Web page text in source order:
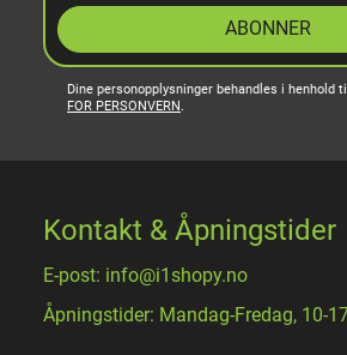
ABONNER
Dine personopplysninger behandles i henhold
FOR PERSONVERN.
Kontakt & Åpningstider
E-post: info@i1shopy.no
Åpningstider: Mandag-Fredag, 10-